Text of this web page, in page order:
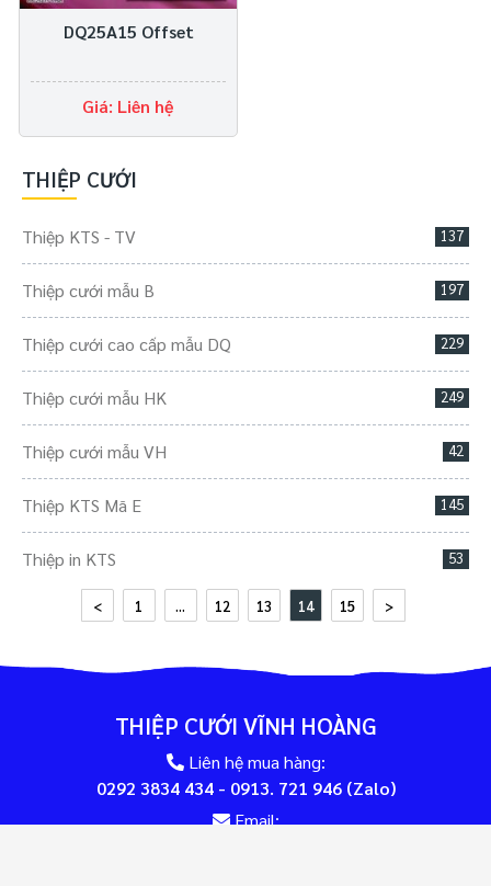
THIỆP CƯỚI
Thiệp KTS - TV 137
Thiệp cưới mẫu B 197
Thiệp cưới cao cấp mẫu DQ 229
Thiệp cưới mẫu HK 249
Thiệp cưới mẫu VH 42
Thiệp KTS Mã E 145
Thiệp in KTS 53
DQ25A15 Offset
Giá: Liên hệ
< 1 ... 12 13 14 15 >
THIỆP CƯỚI VĨNH HOÀNG
Liên hệ mua hàng:
0292 3834 434 - 0913. 721 946 (Zalo)
Email: